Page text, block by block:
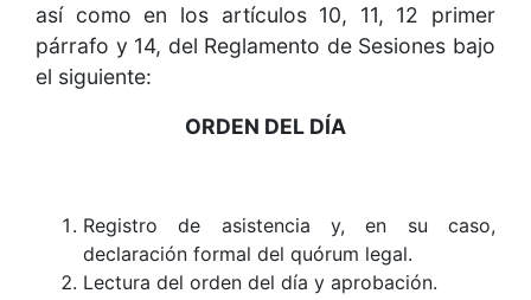
así como en los artículos 10, 11, 12 primer
párrafo y 14, del Reglamento de Sesiones bajo
el siguiente:
ORDEN DEL DÍA
Registro de asistencia y, en su caso,
declaración formal del quórum legal.
Lectura del orden del día y aprobación.